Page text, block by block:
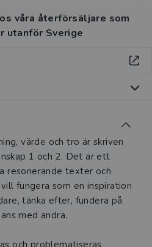
våra återförsäljare som
utanför Sverige
den här produkten.
dig tillgång till det digitala
boken ingår under tre
endast gäller
undervisning (nivå och ämne)
Du kan naturligtvis alltid
värde och tro är skriven
1 och 2. Det är ett
resonerande texter och
fungera som en inspiration
tänka efter, fundera på
med andra.